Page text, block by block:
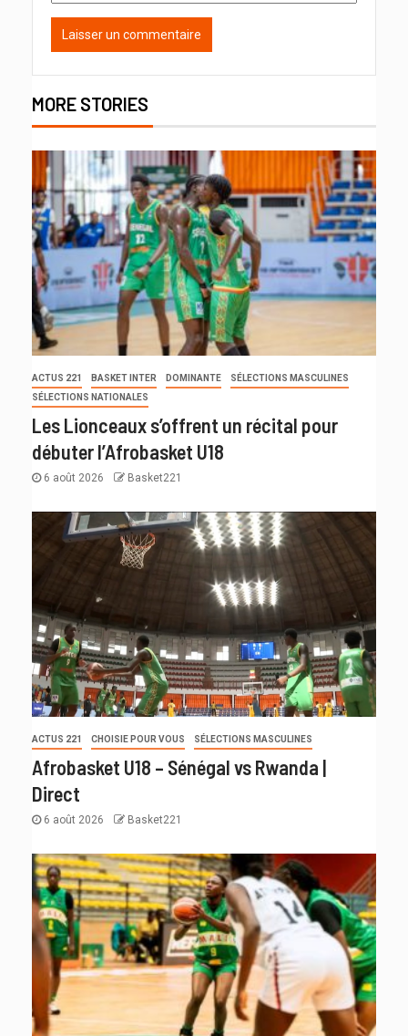
MORE STORIES
ACTUS 221 BASKET INTER DOMINANTE
SÉLECTIONS MASCULINES
SÉLECTIONS NATIONALES
Les Lionceaux s’offrent un récital pour
débuter l’Afrobasket U18
6 août 2026 Basket221
ACTUS 221 CHOISIE POUR VOUS SÉLECTIONS MASCULINES
Afrobasket U18 – Sénégal vs Rwanda |
Direct
6 août 2026 Basket221